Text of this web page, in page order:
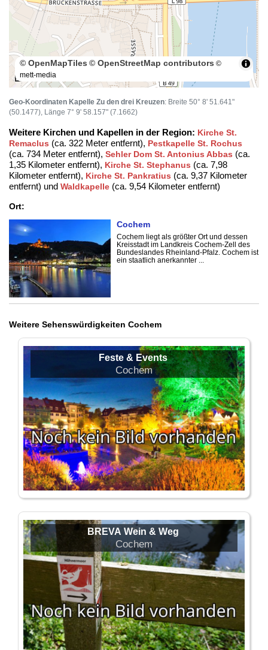
100 m
© OpenMapTiles © OpenStreetMap contributors ©
mett-media
Geo-Koordinaten Kapelle Zu den drei Kreuzen: Breite 50° 8' 51.641"
(50.1477), Länge 7° 9' 58.157" (7.1662)
Weitere Kirchen und Kapellen in der Region: Kirche St.
Remaclus (ca. 322 Meter entfernt), Pestkapelle St. Rochus
(ca. 734 Meter entfernt), Sehler Dom St. Antonius Abbas (ca.
1,35 Kilometer entfernt), Kirche St. Stephanus (ca. 7,98
Kilometer entfernt), Kirche St. Pankratius (ca. 9,37 Kilometer
entfernt) und Waldkapelle (ca. 9,54 Kilometer entfernt)
Ort:
Cochem
Cochem liegt als größter Ort und dessen
Kreisstadt im Landkreis Cochem-Zell des
Bundeslandes Rheinland-Pfalz. Cochem ist
ein staatlich anerkannter ...
Weitere Sehenswürdigkeiten Cochem
Feste & Events
Cochem
BREVA Wein & Weg
Cochem